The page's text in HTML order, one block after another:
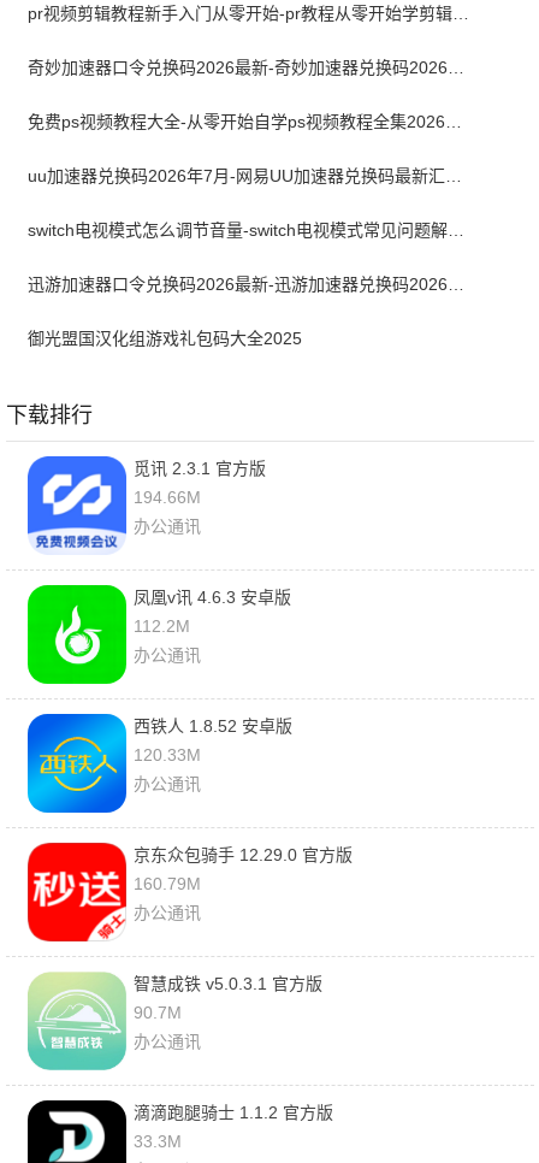
pr视频剪辑教程新手入门从零开始-pr教程从零开始学剪辑全集免费
switch电视模式怎么调节音量-switch电视模式常见问题解决方案
御光盟国汉化组游戏礼包码大全2025
下载排行
觅讯 2.3.1 官方版
194.66M
办公通讯
凤凰v讯 4.6.3 安卓版
112.2M
办公通讯
西铁人 1.8.52 安卓版
120.33M
办公通讯
京东众包骑手 12.29.0 官方版
160.79M
办公通讯
智慧成铁 v5.0.3.1 官方版
90.7M
办公通讯
滴滴跑腿骑士 1.1.2 官方版
33.3M